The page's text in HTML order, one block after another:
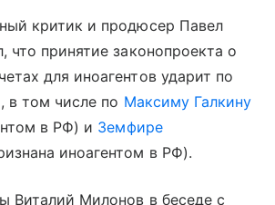
критик и продюсер Павел
что принятие законопроекта о
для иноагентов ударит по
в том числе по Максиму Галкину
в РФ) и Земфире
иноагентом в РФ).
Виталий Милонов в беседе с